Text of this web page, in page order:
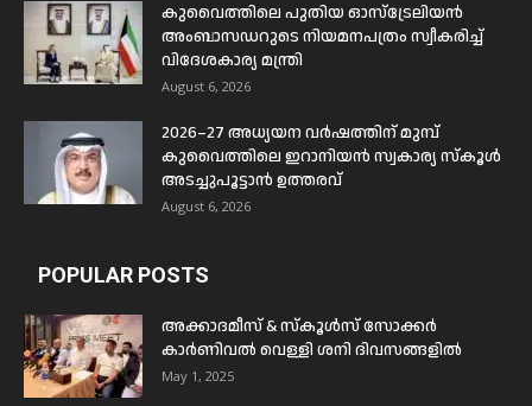
കുവൈത്തിലെ പുതിയ ഓസ്ട്രേലിയൻ
അംബാസഡറുടെ നിയമനപത്രം സ്വീകരിച്ച്
വിദേശകാര്യ മന്ത്രി
August 6, 2026
2026–27 അധ്യയന വർഷത്തിന് മുമ്പ്
കുവൈത്തിലെ ഇറാനിയൻ സ്വകാര്യ സ്കൂൾ
അടച്ചുപൂട്ടാൻ ഉത്തരവ്
August 6, 2026
POPULAR POSTS
അക്കാദമീസ് & സ്കൂൾസ് സോക്കർ
കാർണിവൽ വെള്ളി ശനി ദിവസങ്ങളിൽ
May 1, 2025